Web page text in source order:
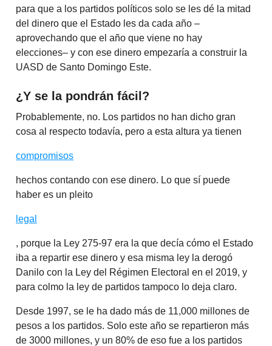
para que a los partidos políticos solo se les dé la mitad
del dinero que el Estado les da cada año –
aprovechando que el año que viene no hay
elecciones– y con ese dinero empezaría a construir la
UASD de Santo Domingo Este.
¿Y se la pondrán fácil?
Probablemente, no. Los partidos no han dicho gran
cosa al respecto todavía, pero a esta altura ya tienen
compromisos
hechos contando con ese dinero. Lo que sí puede
haber es un pleito
legal
, porque la Ley 275-97 era la que decía cómo el Estado
iba a repartir ese dinero y esa misma ley la derogó
Danilo con la Ley del Régimen Electoral en el 2019, y
para colmo la ley de partidos tampoco lo deja claro.
Desde 1997, se le ha dado más de 11,000 millones de
pesos a los partidos. Solo este año se repartieron más
de 3000 millones, y un 80% de eso fue a los partidos